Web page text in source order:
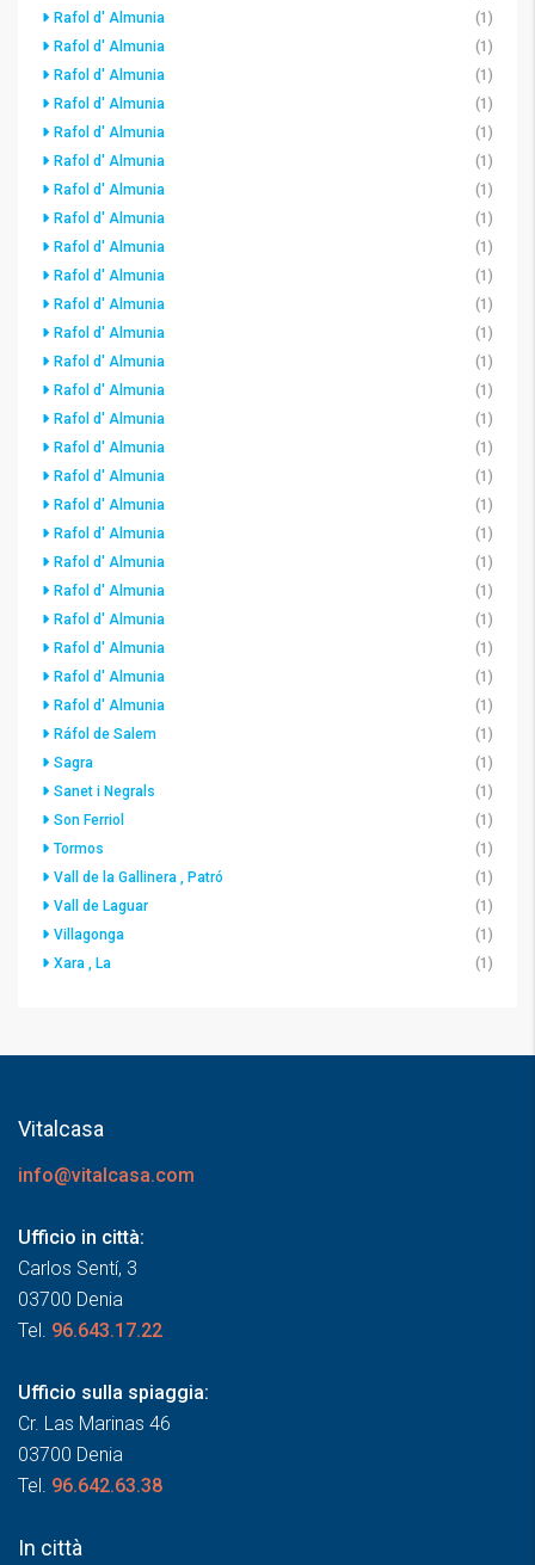
Rafol d' Almunia
(1)
Rafol d' Almunia
(1)
Rafol d' Almunia
(1)
Rafol d' Almunia
(1)
Rafol d' Almunia
(1)
Rafol d' Almunia
(1)
Rafol d' Almunia
(1)
Rafol d' Almunia
(1)
Rafol d' Almunia
(1)
Rafol d' Almunia
(1)
Rafol d' Almunia
(1)
Rafol d' Almunia
(1)
Rafol d' Almunia
(1)
Rafol d' Almunia
(1)
Rafol d' Almunia
(1)
Rafol d' Almunia
(1)
Rafol d' Almunia
(1)
Rafol d' Almunia
(1)
Rafol d' Almunia
(1)
Rafol d' Almunia
(1)
Rafol d' Almunia
(1)
Rafol d' Almunia
(1)
Rafol d' Almunia
(1)
Rafol d' Almunia
(1)
Rafol d' Almunia
(1)
Ráfol de Salem
(1)
Sagra
(1)
Sanet i Negrals
(1)
Son Ferriol
(1)
Tormos
(1)
Vall de la Gallinera , Patró
(1)
Vall de Laguar
(1)
Villagonga
(1)
Xara , La
(1)
Vitalcasa
info@vitalcasa.com
Ufficio in città:
Carlos Sentí, 3
03700 Denia
Tel. 96.643.17.22
Ufficio sulla spiaggia:
Cr. Las Marinas 46
03700 Denia
Tel. 96.642.63.38
In città